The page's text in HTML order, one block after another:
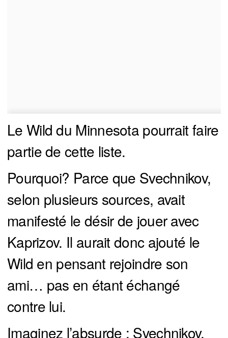
Le Wild du Minnesota pourrait faire
partie de cette liste.
Pourquoi? Parce que Svechnikov,
selon plusieurs sources, avait
manifesté le désir de jouer avec
Kaprizov. Il aurait donc ajouté le
Wild en pensant rejoindre son
ami… pas en étant échangé
contre lui.
Imaginez l’absurde : Svechnikov,